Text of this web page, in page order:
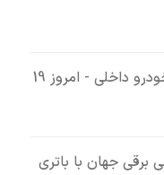
لیست قیمت های خودرو داخلی - امروز 19
برقی جهان با باتری